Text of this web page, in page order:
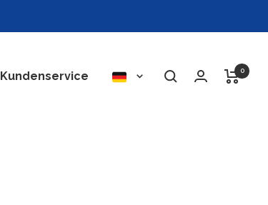
Kundenservice
Sprache
0